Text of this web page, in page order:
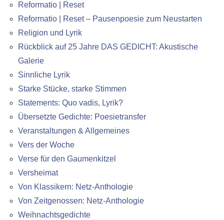
Reformatio | Reset
Reformatio | Reset – Pausenpoesie zum Neustarten
Religion und Lyrik
Rückblick auf 25 Jahre DAS GEDICHT: Akustische
Galerie
Sinnliche Lyrik
Starke Stücke, starke Stimmen
Statements: Quo vadis, Lyrik?
Übersetzte Gedichte: Poesietransfer
Veranstaltungen & Allgemeines
Vers der Woche
Verse für den Gaumenkitzel
Versheimat
Von Klassikern: Netz-Anthologie
Von Zeitgenossen: Netz-Anthologie
Weihnachtsgedichte